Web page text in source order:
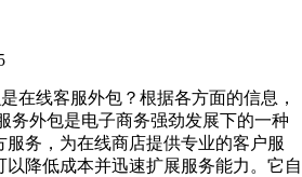
在线客服外包？根据各方面的信息，
务外包是电子商务强劲发展下的一种
服务，为在线商店提供专业的客户服
降低成本并迅速扩展服务能力。它自